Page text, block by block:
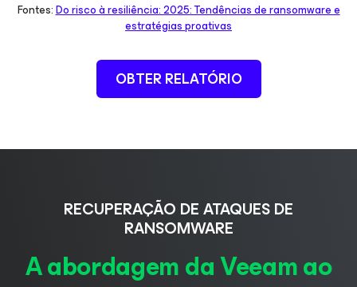
Fontes:Do risco à resiliência: 2025: Tendências de ransomware e
estratégias proativas
OBTER RELATÓRIO
RECUPERAÇÃO DE ATAQUES DE
RANSOMWARE
A abordagem da Veeam ao